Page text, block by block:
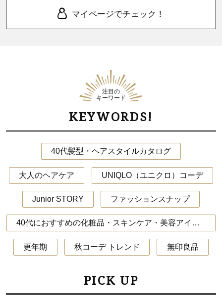
マイページでチェック！
注目の
キーワード
KEYWORDS!
40代髪型・ヘアスタイルカタログ
大人のヘアケア UNIQLO（ユニクロ）コーデ
Junior STORY ファッションスナップ
40代におすすめの化粧品・スキンケア・美容アイテム
更年期 秋コーデ トレンド 無印良品
PICK UP